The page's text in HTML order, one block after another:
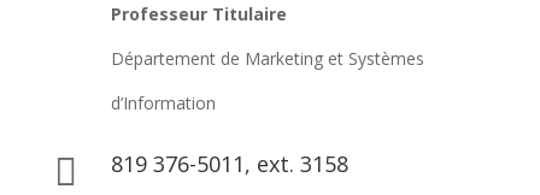
Professeur Titulaire
Département de Marketing et Systèmes
d’Information
 819 376-5011, ext. 3158